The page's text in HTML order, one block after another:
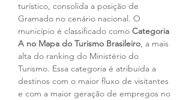
turístico, consolida a posição de
Gramado no cenário nacional. O
município é classificado como Categoria
A no Mapa do Turismo Brasileiro, a mais
alta do ranking do Ministério do
Turismo. Essa categoria é atribuída a
destinos com o maior fluxo de visitantes
e com a maior geração de empregos no